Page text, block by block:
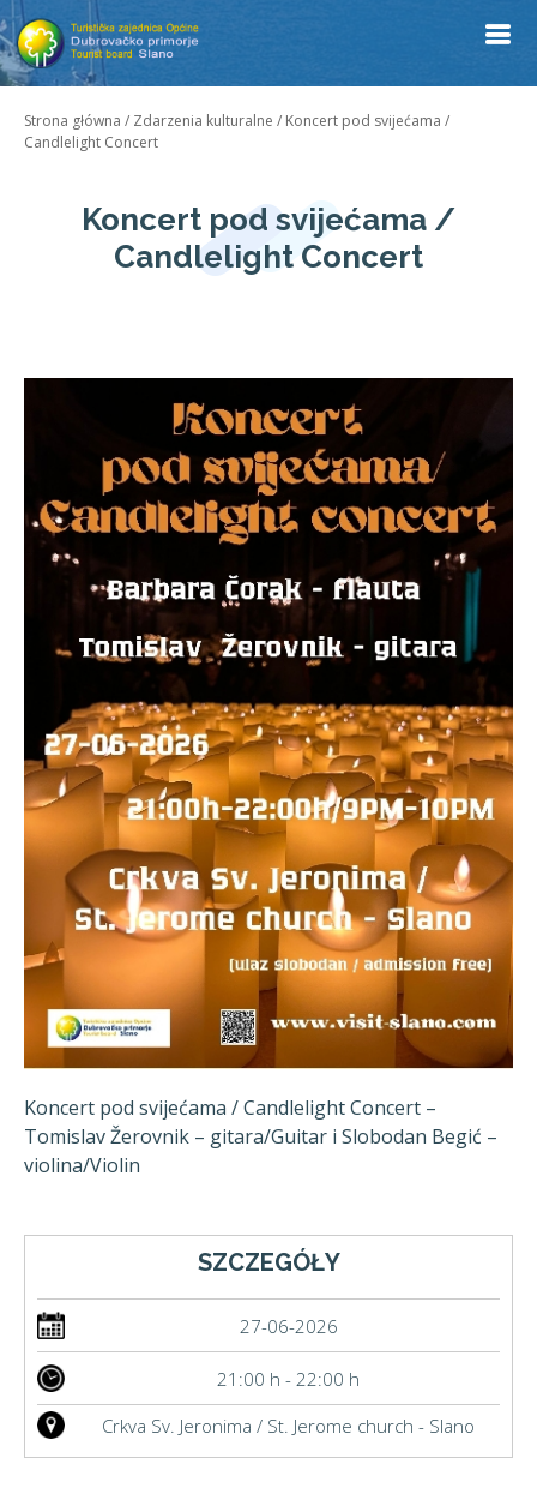
Strona główna / Zdarzenia kulturalne / Koncert pod svijećama /
Candlelight Concert
Koncert pod svijećama /
Candlelight Concert
Koncert pod svijećama / Candlelight Concert –
Tomislav Žerovnik – gitara/Guitar i Slobodan Begić –
violina/Violin
SZCZEGÓŁY
27-06-2026
21:00 h - 22:00 h
Crkva Sv. Jeronima / St. Jerome church - Slano